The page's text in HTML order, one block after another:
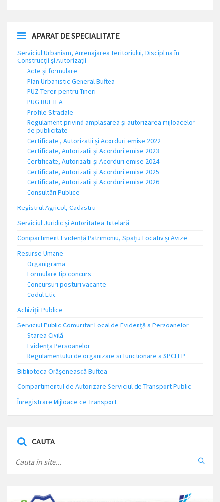
APARAT DE SPECIALITATE
Serviciul Urbanism, Amenajarea Teritoriului, Disciplina în
Construcții și Autorizații
Acte și formulare
Plan Urbanistic General Buftea
PUZ Teren pentru Tineri
PUG BUFTEA
Profile Stradale
Regulament privind amplasarea și autorizarea mijloacelor
de publicitate
Certificate , Autorizatii și Acorduri emise 2022
Certificate, Autorizatii și Acorduri emise 2023
Certificate, Autorizatii și Acorduri emise 2024
Certificate, Autorizatii și Acorduri emise 2025
Certificate, Autorizatii și Acorduri emise 2026
Consultări Publice
Registrul Agricol, Cadastru
Serviciul Juridic și Autoritatea Tutelară
Compartiment Evidență Patrimoniu, Spațiu Locativ și Avize
Resurse Umane
Organigrama
Formulare tip concurs
Concursuri posturi vacante
Codul Etic
Achiziții Publice
Serviciul Public Comunitar Local de Evidență a Persoanelor
Starea Civilă
Evidența Persoanelor
Regulamentului de organizare si functionare a SPCLEP
Biblioteca Orășenească Buftea
Compartimentul de Autorizare Serviciul de Transport Public
Înregistrare Mijloace de Transport
CAUTA